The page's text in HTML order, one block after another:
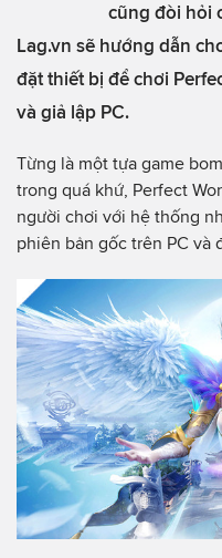
cũng đòi hỏi
Lag.vn sẽ hướng dẫn
đặt thiết bị để chơi
và giả lập PC.
Từng là một tựa game
trong quá khứ, Perfect
người chơi với hệ thống
phiên bản gốc trên PC và